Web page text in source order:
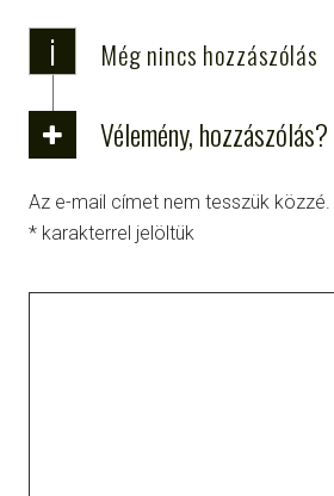
i Még nincs hozzászólás
Vélemény, hozzászólás?
Az e-mail címet nem tesszük közzé.
* karakterrel jelöltük